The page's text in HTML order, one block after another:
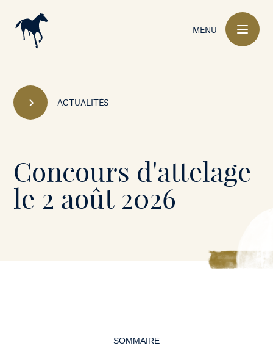
Mont-
le-
Concours d'attelage
le 2 août 2026
ACTUALITÉS
Navigation
principale
MENU
SOMMAIRE